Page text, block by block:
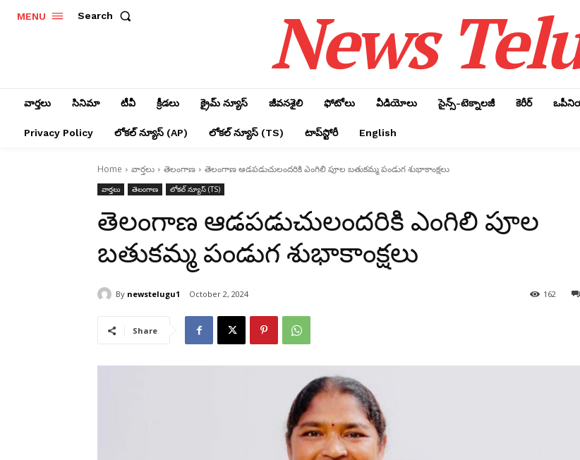
MENU Search News
వార్తలు సినిమా టీవీ క్రీడలు క్రైమ్ న్యూస్‌ జీవనశైలి ఫోటోలు వీడియోలు సైన్స్‌-టెక్నాలజీ కెరీర్‌
Privacy Policy లోక‌ల్ న్యూస్‌ (AP) లోక‌ల్ న్యూస్‌ (TS) టాప్‌స్టోరీ English
Home వార్తలు తెలంగాణ తెలంగాణ ఆడపడుచులందరికి ఎంగిలి పూల బతుకమ్మ పండుగ శుభాకాంక్షలు
వార్తలు తెలంగాణ లోక‌ల్ న్యూస్‌ (TS)
తెలంగాణ ఆడపడుచులందరికి ఎంగిలి పూల
బతుకమ్మ పండుగ శుభాకాంక్షలు
By newstelugu1 October 2, 2024 162
Share